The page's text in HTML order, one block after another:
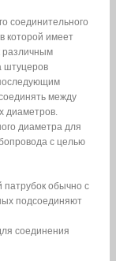
соединительного
которой имеет
различным
штуцеров
между
диаметров.
диаметра для
с целью
патрубок обычно с
подсоединяют
соединения